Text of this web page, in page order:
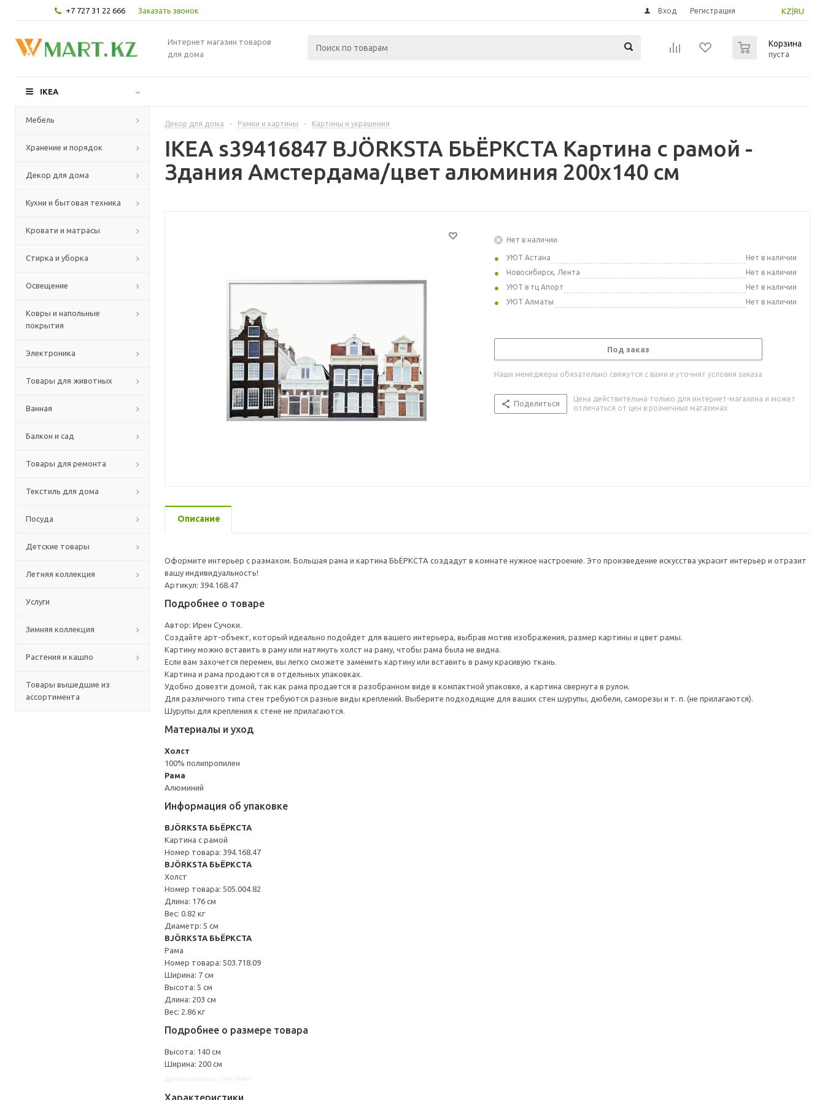
+7 727 31 22 666 Заказать звонок KZ RU
Вход Регистрация
Интернет магазин товаров
для дома
Корзина
пуста
IKEA
Мебель
Хранение и порядок
Декор для дома
Кухни и бытовая техника
Кровати и матрасы
Стирка и уборка
Освещение
Ковры и напольные
покрытия
Электроника
Товары для животных
Ванная
Балкон и сад
Товары для ремонта
Текстиль для дома
Посуда
Детские товары
Летняя коллекция
Услуги
Зимняя коллекция
Растения и кашпо
Товары вышедшие из
ассортимента
Декор для дома - Рамки и картины - Картины и украшения
IKEA s39416847 BJÖRKSTA БЬЁРКСТА Картина с рамой -
Здания Амстердама/цвет алюминия 200x140 см
Нет в наличии
УЮТ Астана
Нет в наличии
Новосибирск, Лента
Нет в наличии
УЮТ в тц Апорт
Нет в наличии
УЮТ Алматы
Нет в наличии
Под заказ
Наши менеджеры обязательно свяжутся с вами и уточнят условия заказа
Поделиться
Цена действительна только для интернет-магазина и может
отличаться от цен в розничных магазинах
Описание
Оформите интерьер с размахом. Большая рама и картина БЬЁРКСТА создадут в комнате нужное настроение. Это произведение искусства украсит интерьер и отразит
вашу индивидуальность!
Артикул: 394.168.47
Подробнее о товаре
Автор: Ирен Сучоки.
Создайте арт-объект, который идеально подойдет для вашего интерьера, выбрав мотив изображения, размер картины и цвет рамы.
Картину можно вставить в раму или натянуть холст на раму, чтобы рама была не видна.
Если вам захочется перемен, вы легко сможете заменить картину или вставить в раму красивую ткань.
Картина и рама продаются в отдельных упаковках.
Удобно довезти домой, так как рама продается в разобранном виде в компактной упаковке, а картина свернута в рулон.
Для различного типа стен требуются разные виды креплений. Выберите подходящие для ваших стен шурупы, дюбели, саморезы и т. п. (не прилагаются).
Шурупы для крепления к стене не прилагаются.
Материалы и уход
Холст
100% полипропилен
Рама
Алюминий
Информация об упаковке
BJÖRKSTA БЬЁРКСТА
Картина с рамой
Номер товара: 394.168.47
BJÖRKSTA БЬЁРКСТА
Холст
Номер товара: 505.004.82
Длина: 176 см
Вес: 0.82 кг
Диаметр: 5 см
BJÖRKSTA БЬЁРКСТА
Рама
Номер товара: 503.718.09
Ширина: 7 см
Высота: 5 см
Длина: 203 см
Вес: 2.86 кг
Подробнее о размере товара
Высота: 140 см
Ширина: 200 см
Характеристики